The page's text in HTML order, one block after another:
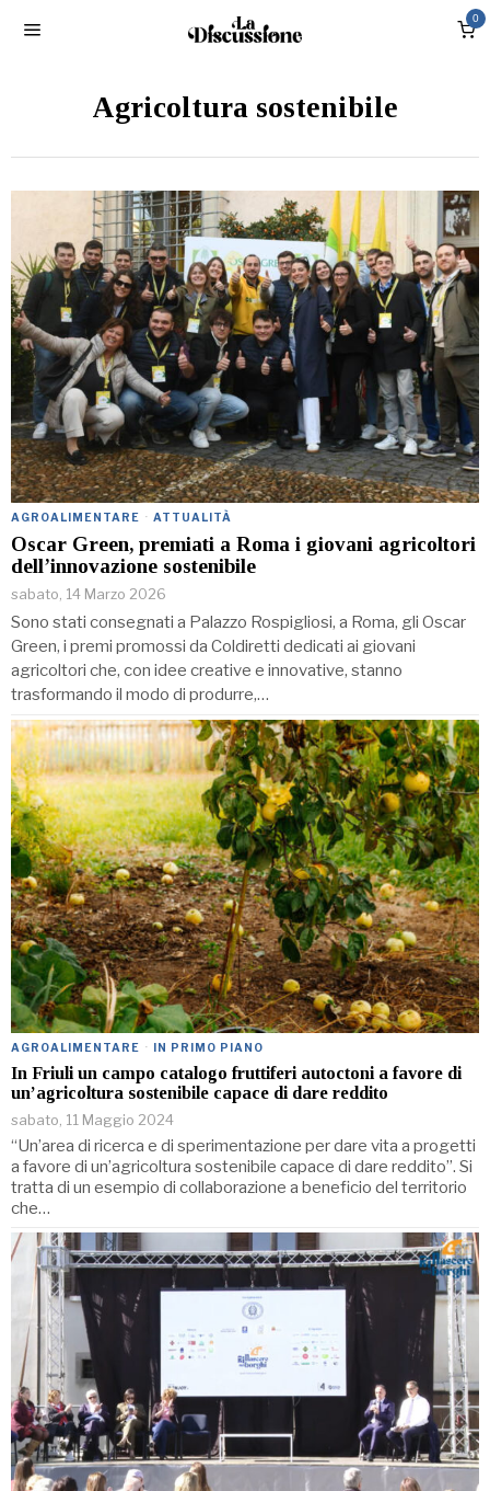
0
Agricoltura sostenibile
AGROALIMENTARE · ATTUALITÀ
Oscar Green, premiati a Roma i giovani agricoltori
dell’innovazione sostenibile
sabato, 14 Marzo 2026
Sono stati consegnati a Palazzo Rospigliosi, a Roma, gli Oscar
Green, i premi promossi da Coldiretti dedicati ai giovani
agricoltori che, con idee creative e innovative, stanno
trasformando il modo di produrre,…
AGROALIMENTARE · IN PRIMO PIANO
In Friuli un campo catalogo fruttiferi autoctoni a favore di
un’agricoltura sostenibile capace di dare reddito
sabato, 11 Maggio 2024
“Un’area di ricerca e di sperimentazione per dare vita a progetti
a favore di un’agricoltura sostenibile capace di dare reddito”. Si
tratta di un esempio di collaborazione a beneficio del territorio
che…